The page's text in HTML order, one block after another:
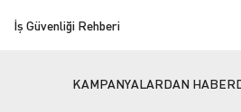
İş Güvenliği Rehberi
KAMPANYALARDAN